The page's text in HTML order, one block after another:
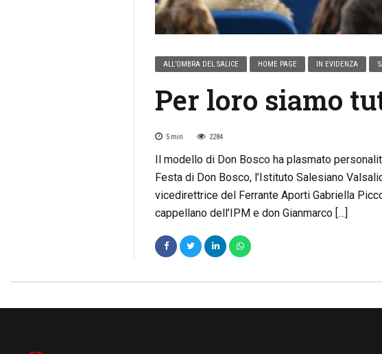
ALL’OMBRA DEL SALICE HOME PAGE IN EVIDENZA
Per loro siamo
5 min 2284
Il modello di Don Bosco ha plasmato
Festa di Don Bosco, l’Istituto Salesiano
vicedirettrice del Ferrante Aporti Gabriella
cappellano dell’IPM e don Gianmarco […]